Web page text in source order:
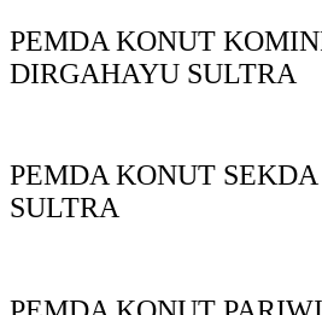
PEMDA KONUT
DIRGAHAYU SULTRA
PEMDA KONUT
SULTRA